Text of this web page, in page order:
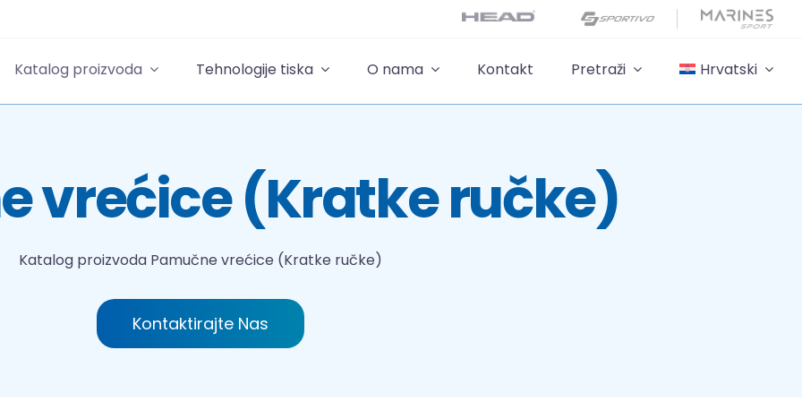
Katalog proizvoda Tehnologije tiska O nama Kontakt Pretraži Hrvatski
vrećice (Kratke ručke)
Katalog proizvoda Pamučne vrećice (Kratke ručke)
Kontaktirajte Nas